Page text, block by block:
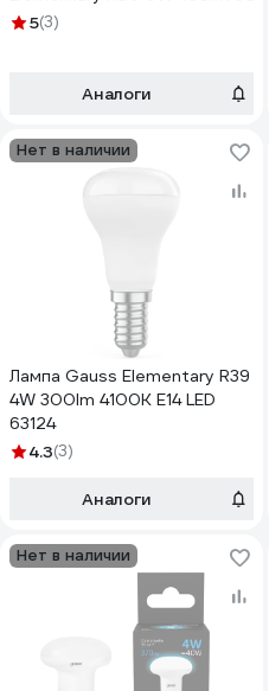
5(3)
Аналоги
Нет в наличии
Лампа Gauss Elementary R39
4W 300lm 4100K Е14 LED
63124
4.3(3)
Аналоги
Нет в наличии